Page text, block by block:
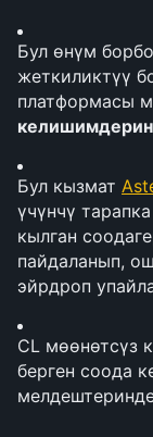
Бул өнүм
жеткиликтүү
платформасы
Бул кызмат
үчүнчү
кылган
пайдаланып,
эйрдроп
CL мөөнөтсүз
берген соода